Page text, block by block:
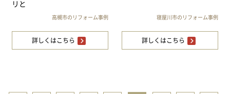
リと
高槻市のリフォーム事例
詳しくはこちら
寝屋川市のリフォーム事例
詳しくはこちら